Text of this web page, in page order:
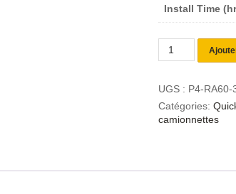
Install Time
UGS : P4-RA60-
Catégories:
camionnettes